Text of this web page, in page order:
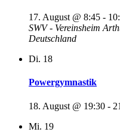
17. August @ 8:45 -
SWV - Vereinsheim
Deutschland
Di. 18
Powergymnastik
18. August @ 19:30 -
Mi. 19